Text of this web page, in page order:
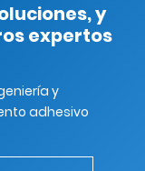
y
expertos
y
adhesivo